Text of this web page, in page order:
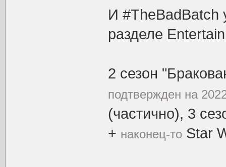
И #TheBadBatch
разделе
2 сезон
подтвержден на
(частично), 3
+ наконец-тоStar